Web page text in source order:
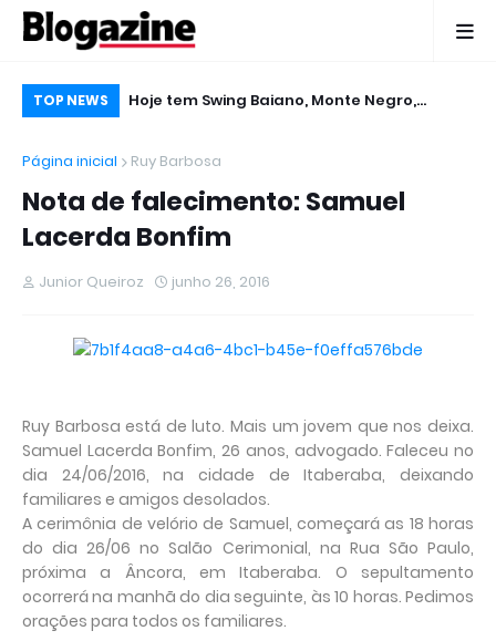
TOP NEWS
em
Hoje tem Swing Baiano, Monte Negro,
2016 em Ruy Barbosa
Página inicial
Ruy Barbosa
Nota de falecimento: Samuel
Lacerda Bonfim
Junior Queiroz junho 26, 2016
Ruy Barbosa está de luto. Mais um jovem que nos deixa.
Samuel Lacerda Bonfim, 26 anos, advogado. Faleceu no
dia 24/06/2016, na cidade de Itaberaba, deixando
familiares e amigos desolados.
A cerimônia de velório de Samuel, começará as 18 horas
do dia 26/06 no Salão Cerimonial, na Rua São Paulo,
próxima a Âncora, em Itaberaba. O sepultamento
ocorrerá na manhã do dia seguinte, às 10 horas. Pedimos
orações para todos os familiares.